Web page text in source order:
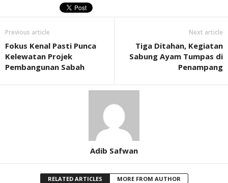
Previous article
Fokus Kenal Pasti Punca
Kelewatan Projek
Pembangunan Sabah
Next article
Tiga Ditahan, Kegiatan
Sabung Ayam Tumpas di
Penampang
Adib Safwan
RELATED ARTICLES MORE FROM AUTHOR